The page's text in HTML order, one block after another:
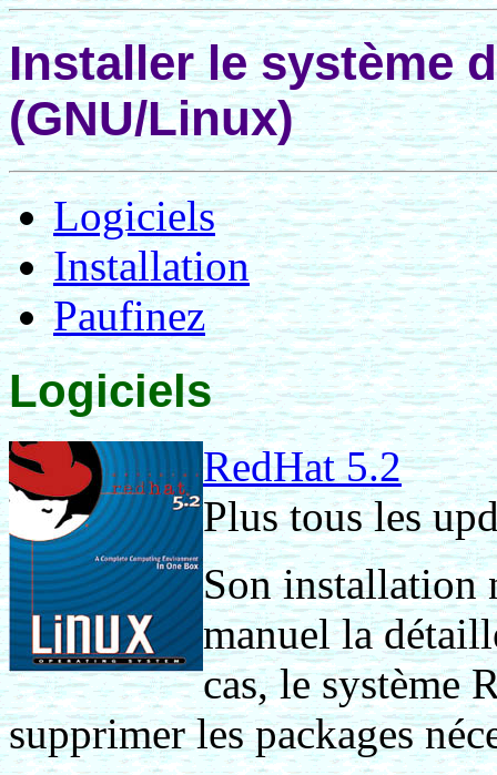
Installer le système
(GNU/Linux)
Logiciels
Installation
Paufinez
Logiciels
RedHat 5.2
Plus tous les
Son installation
manuel la
cas, le système
supprimer les packages